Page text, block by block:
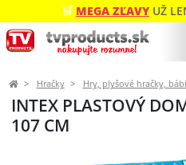
🛒 MEGA ZĽAVY UŽ
Hračky Hry, plyšové hračky,
INTEX PLASTOVÝ
107 CM